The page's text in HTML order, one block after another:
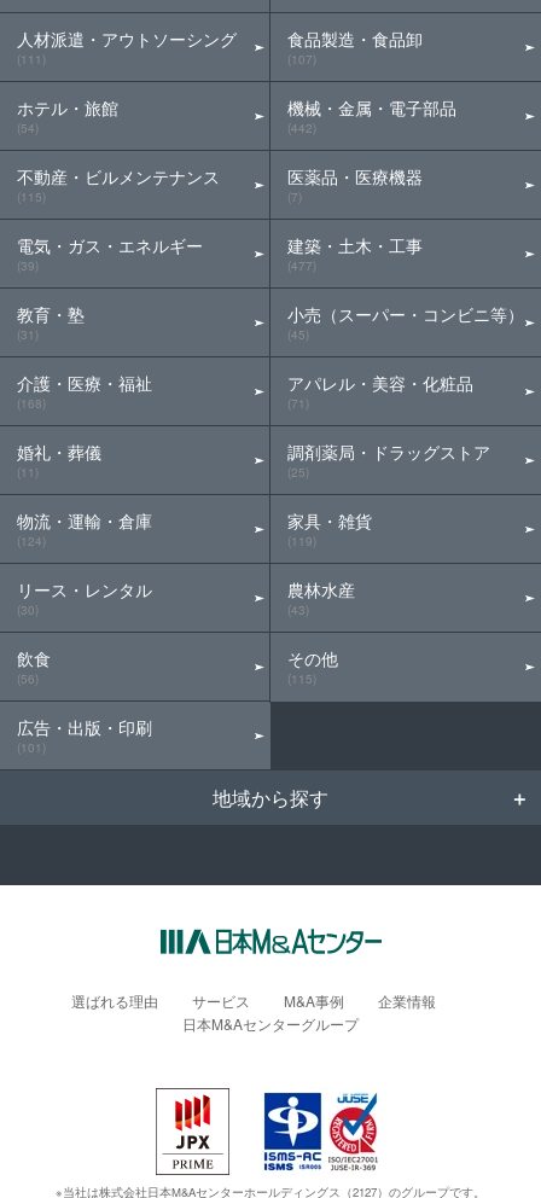
人材派遣・アウトソーシング
(111)
ホテル・旅館
(54)
不動産・ビルメンテナンス
(115)
電気・ガス・エネルギー
(39)
教育・塾
(31)
介護・医療・福祉
(168)
婚礼・葬儀
(11)
物流・運輸・倉庫
(124)
リース・レンタル
(30)
飲食
(56)
広告・出版・印刷
(101)
食品製造・食品卸
(107)
機械・金属・電子部品
(442)
医薬品・医療機器
(7)
建築・土木・工事
(477)
小売（スーパー・コンビニ等）
(45)
アパレル・美容・化粧品
(71)
調剤薬局・ドラッグストア
(25)
家具・雑貨
(119)
農林水産
(43)
その他
(115)
地域から探す
選ばれる理由 サービス M&A事例
企業情報
日本M&Aセンターグループ
※当社は株式会社日本M&Aセンターホールディングス（2127）のグループです。